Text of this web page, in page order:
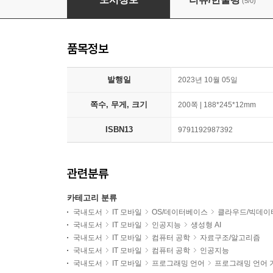
품목정보
발행일 2023년 10월 05일
쪽수, 무게, 크기 200쪽 | 188*245*12mm
ISBN13 9791192987392
관련분류
카테고리 분류
국내도서 IT 모바일 OS/데이터베이스
클라우드/빅데이
국내도서
IT 모바일 인공지능
생성형 AI
국내도서
IT 모바일 컴퓨터 공학
자료구조/알고리즘
국내도서
IT 모바일 컴퓨터 공학
인공지능
국내도서
IT 모바일 프로그래밍 언어 프로그래밍 언어